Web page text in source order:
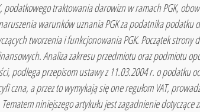
podatkowego traktowania darowizn w ramach PGK,
warunków uznania PGK za podatnika
tworzenia i funkcjonowania PGK. Początek
Analiza zakresu przedmiotu oraz podmiotu
podlega przepisom ustawy z 11.03.2004 r. o podatku
czna, a przez to wymykają się one regułom VAT,
niniejszego artykułu jest zagadnienie